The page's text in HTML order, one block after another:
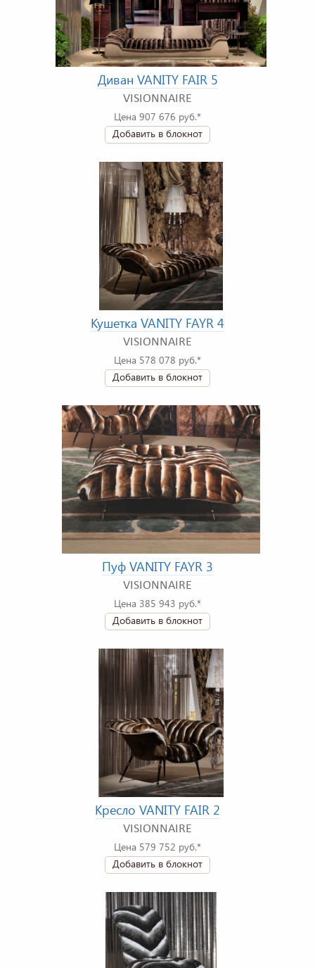
Диван VANITY FAIR 5
VISIONNAIRE
Цена 907 676 руб.*
Добавить в блокнот
Кушетка VANITY FAYR 4
VISIONNAIRE
Цена 578 078 руб.*
Добавить в блокнот
Пуф VANITY FAYR 3
VISIONNAIRE
Цена 385 943 руб.*
Добавить в блокнот
Кресло VANITY FAIR 2
VISIONNAIRE
Цена 579 752 руб.*
Добавить в блокнот